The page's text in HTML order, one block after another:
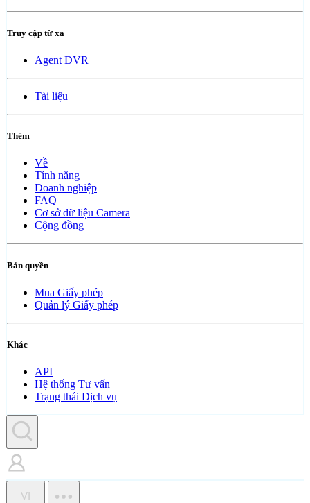
Truy cập từ xa
Agent DVR
Tài liệu
Thêm
Về
Tính năng
Doanh nghiệp
FAQ
Cơ sở dữ liệu Camera
Cộng đồng
Bản quyền
Mua Giấy phép
Quản lý Giấy phép
Khác
API
Hệ thống Tư vấn
Trạng thái Dịch vụ
VI